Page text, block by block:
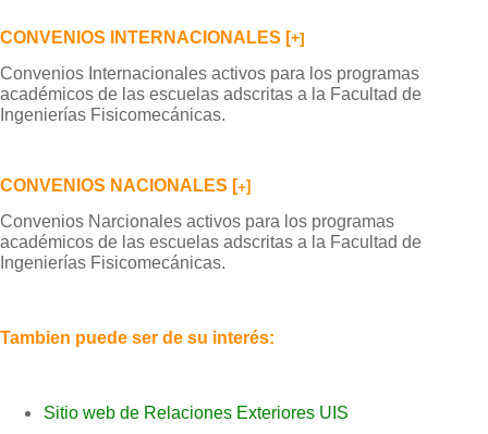
CONVENIOS INTERNACIONALES [+]
Convenios Internacionales activos para los programas
académicos de las escuelas adscritas a la Facultad de
Ingenierías Fisicomecánicas.
CONVENIOS NACIONALES [+]
Convenios Narcionales activos para los programas
académicos de las escuelas adscritas a la Facultad de
Ingenierías Fisicomecánicas.
Tambien puede ser de su interés:
Sitio web de Relaciones Exteriores UIS